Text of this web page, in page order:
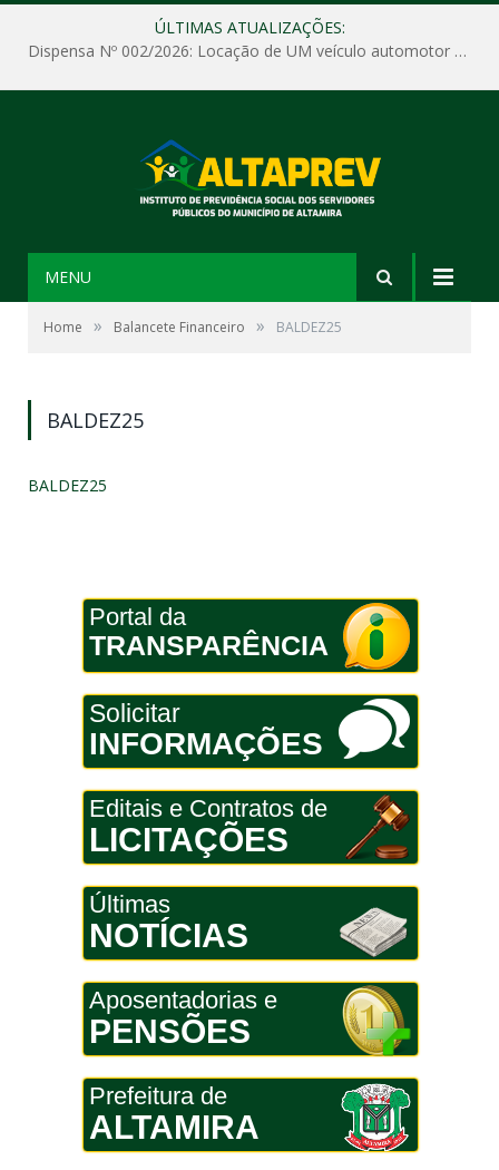
ÚLTIMAS ATUALIZAÇÕES:
Dispensa Nº 002/2026: Locação de UM veículo automotor sem motorista, tipo passeio, com seguro total e quilometragem livre, para atender as demandas operacionais e administrativas do Instituto de Previdência Social dos Servidores Públicos do Município de Altamira – PA – ALTAPREV.
MENU
Home » Balancete Financeiro » BALDEZ25
BALDEZ25
BALDEZ25
Portal da
TRANSPARÊNCIA
Solicitar
INFORMAÇÕES
Editais e Contratos de
LICITAÇÕES
Últimas
NOTÍCIAS
Aposentadorias e
PENSÕES
Prefeitura de
ALTAMIRA